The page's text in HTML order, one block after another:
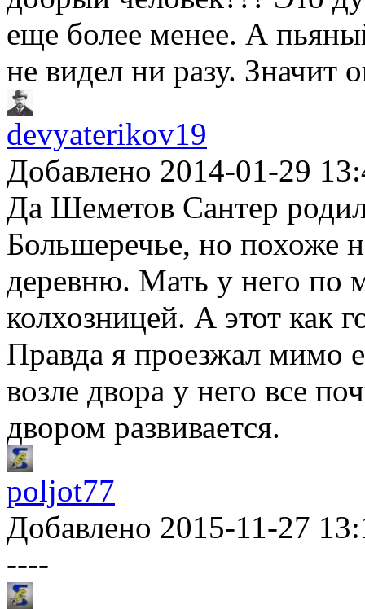
еще более менее. А
не видел ни разу. Значит
devyaterikov19
Добавлено 2014-01-29
Да Шеметов Сантер
Большеречье, но похоже
деревню. Мать у него по
колхозницей. А этот как
Правда я проезжал мимо
возле двора у него все
двором развивается.
poljot77
Добавлено 2015-11-27
----